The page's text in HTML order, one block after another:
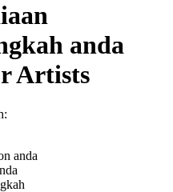
anda
Artists
anda